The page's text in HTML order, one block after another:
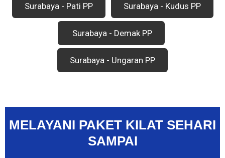
Surabaya - Pati PP Surabaya - Kudus PP
Surabaya - Demak PP
Surabaya - Ungaran PP
MELAYANI PAKET KILAT SEHARI
SAMPAI